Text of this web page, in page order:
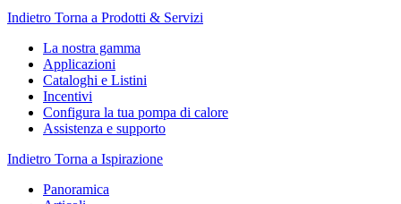
Indietro Torna a Prodotti & Servizi
La nostra gamma
Applicazioni
Cataloghi e Listini
Incentivi
Configura la tua pompa di calore
Assistenza e supporto
Indietro Torna a Ispirazione
Panoramica